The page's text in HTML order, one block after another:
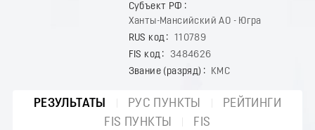
Субъект РФ
Ханты-Мансийский АО - Югра
RUS код
110789
FIS код
3484626
Звание (разряд)
КМС
РЕЗУЛЬТАТЫ РУС ПУНКТЫ
РЕЙТИНГИ
FIS ПУНКТЫ
FIS